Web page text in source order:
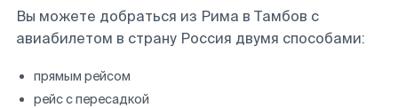
Вы можете добраться из Рима в Тамбов с
авиабилетом в страну Россия двумя способами:
прямым рейсом
рейс с пересадкой